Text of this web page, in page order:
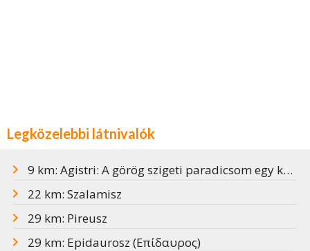
Legközelebbi látnivalók
9 km: Agistri: A görög szigeti paradicsom egy kőhajításnyira Athéntól
22 km: Szalamisz
29 km: Pireusz
29 km: Epidaurosz (Επίδαυρος)